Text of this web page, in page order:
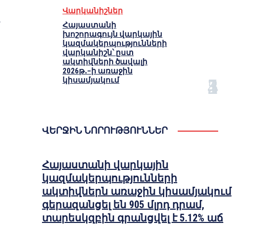
Վարկանիշներ
Հայաստանի
խոշորագույն վարկային
կազմակերպությունների
վարկանիշն՝ ըստ
ակտիվների ծավալի
2026թ․–ի առաջին
կիսամյակում
ՎԵՐՋԻՆ ՆՈՐՈՒԹՅՈՒՆՆԵՐ
Հայաստանի վարկային
կազմակերպությունների
ակտիվներն առաջին կիսամյակում
գերազանցել են 905 մլրդ դրամ,
տարեսկզբին գրանցվել է 5.12% աճ